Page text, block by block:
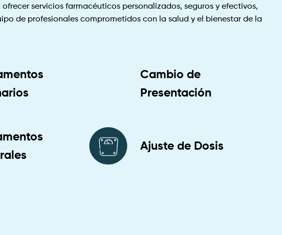
servicios farmacéuticos personalizados, seguros y efectivos,
de profesionales comprometidos con la salud y el bienestar de la
Cambio de
Presentación
Ajuste de Dosis